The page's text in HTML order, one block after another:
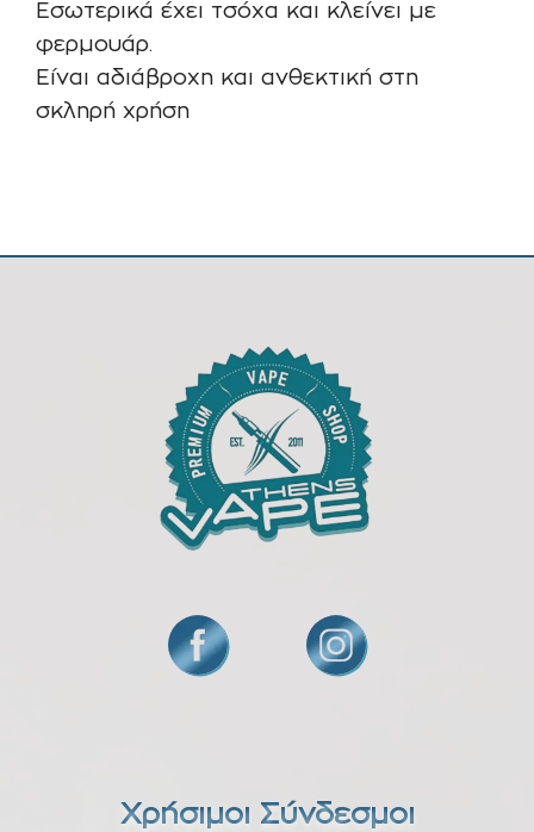
Εσωτερικά έχει τσόχα και κλείνει με
φερμουάρ.
Είναι αδιάβροχη και ανθεκτική στη
σκληρή χρήση
Χρήσιμοι Σύνδεσμοι